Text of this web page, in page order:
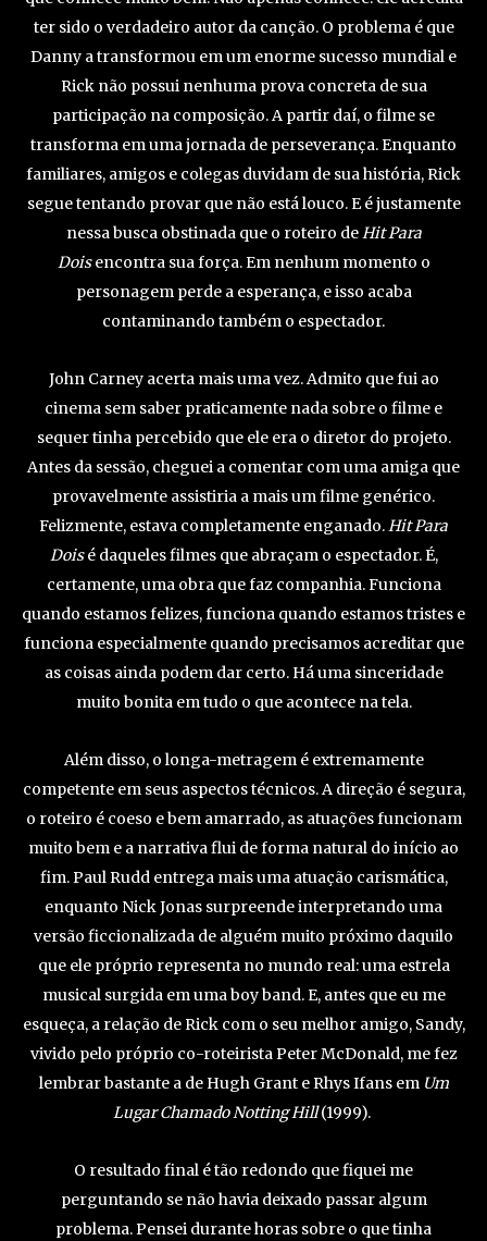
ter sido o verdadeiro autor da canção. O problema é que
Danny a transformou em um enorme sucesso mundial e
Rick não possui nenhuma prova concreta de sua
participação na composição. A partir daí, o filme se
transforma em uma jornada de perseverança. Enquanto
familiares, amigos e colegas duvidam de sua história, Rick
segue tentando provar que não está louco. E é justamente
nessa busca obstinada que o roteiro deHit Para
Doisencontra sua força. Em nenhum momento o
personagem perde a esperança, e isso acaba
contaminando também o espectador.
John Carney acerta mais uma vez. Admito que fui ao
cinema sem saber praticamente nada sobre o filme e
sequer tinha percebido que ele era o diretor do projeto.
Antes da sessão, cheguei a comentar com uma amiga que
provavelmente assistiria a mais um filme genérico.
Felizmente, estava completamente enganado.Hit Para
Doisé daqueles filmes que abraçam o espectador. É,
certamente, uma obra que faz companhia. Funciona
quando estamos felizes, funciona quando estamos tristes e
funciona especialmente quando precisamos acreditar que
as coisas ainda podem dar certo. Há uma sinceridade
muito bonita em tudo o que acontece na tela.
Além disso, o longa-metragem é extremamente
competente em seus aspectos técnicos. A direção é segura,
o roteiro é coeso e bem amarrado, as atuações funcionam
muito bem e a narrativa flui de forma natural do início ao
fim. Paul Rudd entrega mais uma atuação carismática,
enquanto Nick Jonas surpreende interpretando uma
versão ficcionalizada de alguém muito próximo daquilo
que ele próprio representa no mundo real: uma estrela
musical surgida em uma boy band. E, antes que eu me
esqueça, a relação de Rick com o seu melhor amigo, Sandy,
vivido pelo próprio co-roteirista Peter McDonald, me fez
lembrar bastante a de Hugh Grant e Rhys Ifans em Um
Lugar Chamado Notting Hill(1999).
O resultado final é tão redondo que fiquei me
perguntando se não havia deixado passar algum
problema. Pensei durante horas sobre o que tinha